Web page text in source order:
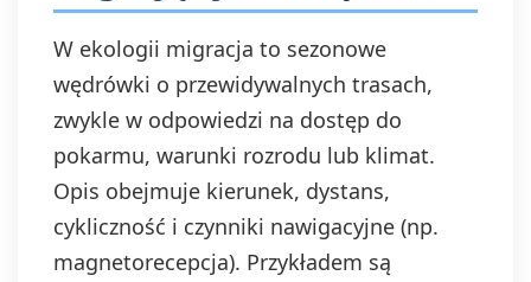
W ekologii migracja to sezonowe
wędrówki o przewidywalnych trasach,
zwykle w odpowiedzi na dostęp do
pokarmu, warunki rozrodu lub klimat.
Opis obejmuje kierunek, dystans,
cykliczność i czynniki nawigacyjne (np.
magnetorecepcja). Przykładem są